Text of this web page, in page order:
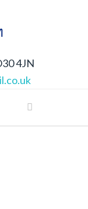
4JN